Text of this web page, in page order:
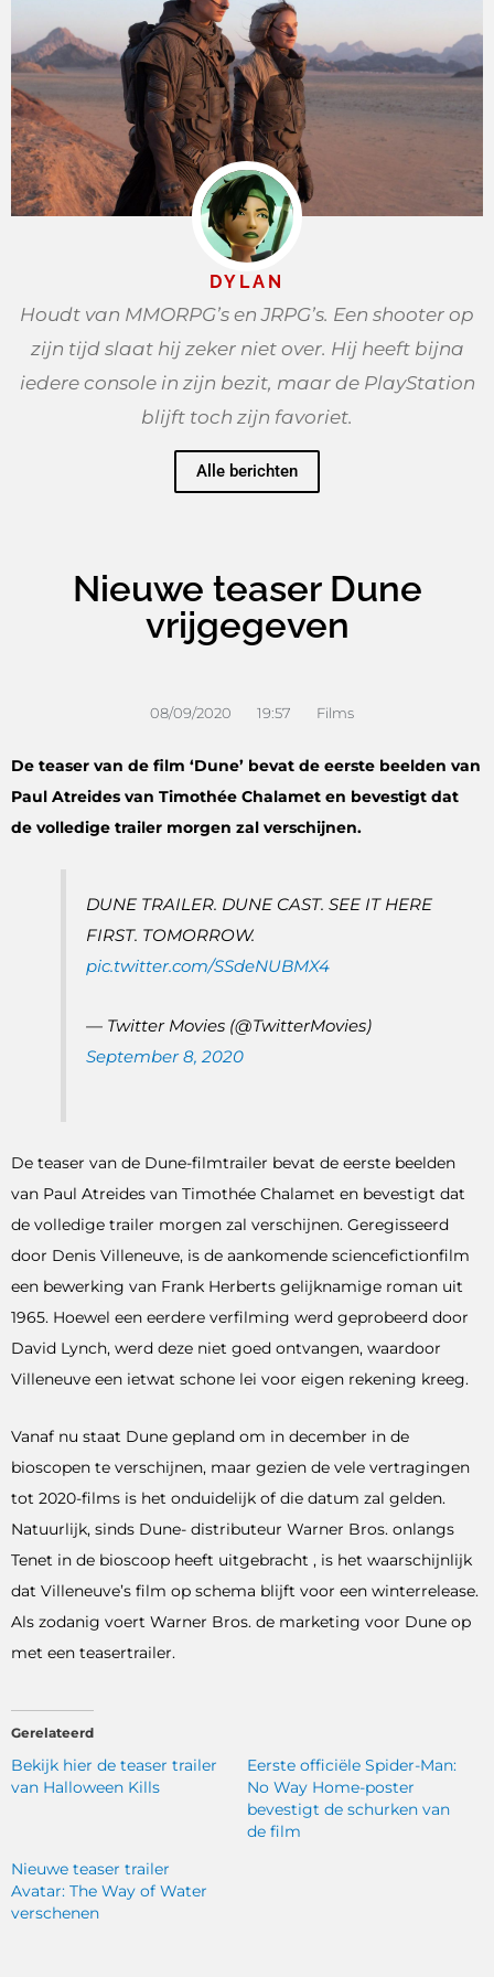
DYLAN
Houdt van MMORPG’s en JRPG’s. Een shooter op
zijn tijd slaat hij zeker niet over. Hij heeft bijna
iedere console in zijn bezit, maar de PlayStation
blijft toch zijn favoriet.
Alle berichten
Nieuwe teaser Dune
vrijgegeven
08/09/2020 19:57 Films
De teaser van de film ‘Dune’ bevat de eerste beelden van
Paul Atreides van Timothée Chalamet en bevestigt dat
de volledige trailer morgen zal verschijnen.
DUNE TRAILER. DUNE CAST. SEE IT HERE
FIRST. TOMORROW.
pic.twitter.com/SSdeNUBMX4
— Twitter Movies (@TwitterMovies)
September 8, 2020
De teaser van de Dune-filmtrailer bevat de eerste beelden
van Paul Atreides van Timothée Chalamet en bevestigt dat
de volledige trailer morgen zal verschijnen. Geregisseerd
door Denis Villeneuve, is de aankomende sciencefictionfilm
een ​​bewerking van Frank Herberts gelijknamige roman uit
1965. Hoewel een eerdere verfilming werd geprobeerd door
David Lynch, werd deze niet goed ontvangen, waardoor
Villeneuve een ietwat schone lei voor eigen rekening kreeg.
Vanaf nu staat Dune gepland om in december in de
bioscopen te verschijnen, maar gezien de vele vertragingen
tot 2020-films is het onduidelijk of die datum zal gelden.
Natuurlijk, sinds Dune- distributeur Warner Bros. onlangs
Tenet in de bioscoop heeft uitgebracht , is het waarschijnlijk
dat Villeneuve’s film op schema blijft voor een winterrelease.
Als zodanig voert Warner Bros. de marketing voor Dune op
met een teasertrailer.
Gerelateerd
Bekijk hier de teaser trailer
van Halloween Kills
Eerste officiële Spider-Man:
No Way Home-poster
bevestigt de schurken van
de film
Nieuwe teaser trailer
Avatar: The Way of Water
verschenen